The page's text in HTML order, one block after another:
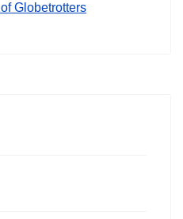
Globetrotters